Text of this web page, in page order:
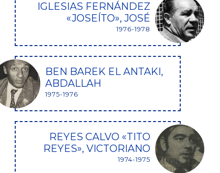
IGLESIAS FERNÁNDEZ
«JOSEÍTO», JOSÉ
1976-1978
BEN BAREK EL ANTAKI,
ABDALLAH
1975-1976
REYES CALVO «TITO
REYES», VICTORIANO
1974-1975